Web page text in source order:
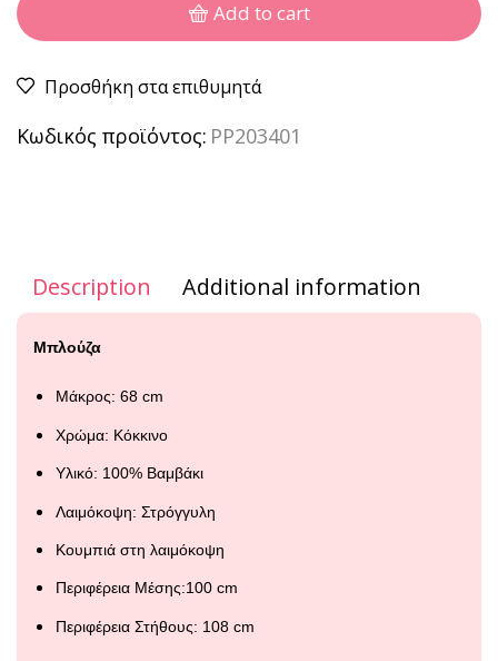
Add to cart
Προσθήκη στα επιθυμητά
Κωδικός προϊόντος: PP203401
Description Additional information
Μπλούζα
Μάκρος: 68 cm
Χρώμα: Κόκκινο
Υλικό: 100% Βαμβάκι
Λαιμόκοψη: Στρόγγυλη
Κουμπιά στη λαιμόκοψη
Περιφέρεια Μέσης:100 cm
Περιφέρεια Στήθους: 108 cm